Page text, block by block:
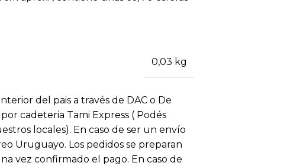
0,03 kg
del pais a través de DAC o De
cadeteria Tami Express ( Podés
locales). En caso de ser un envío
Uruguayo. Los pedidos se preparan
vez confirmado el pago. En caso de